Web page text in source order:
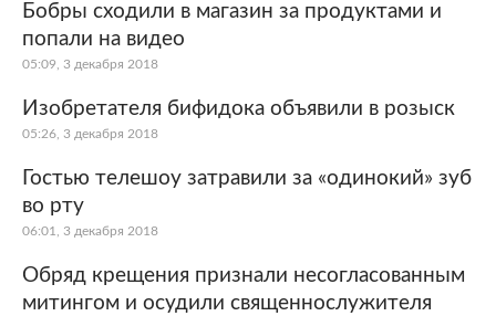
Бобры сходили в магазин за продуктами и
попали на видео
05:09, 3 декабря 2018
Изобретателя бифидока объявили в розыск
05:26, 3 декабря 2018
Гостью телешоу затравили за «одинокий» зуб
во рту
06:01, 3 декабря 2018
Обряд крещения признали несогласованным
митингом и осудили священнослужителя